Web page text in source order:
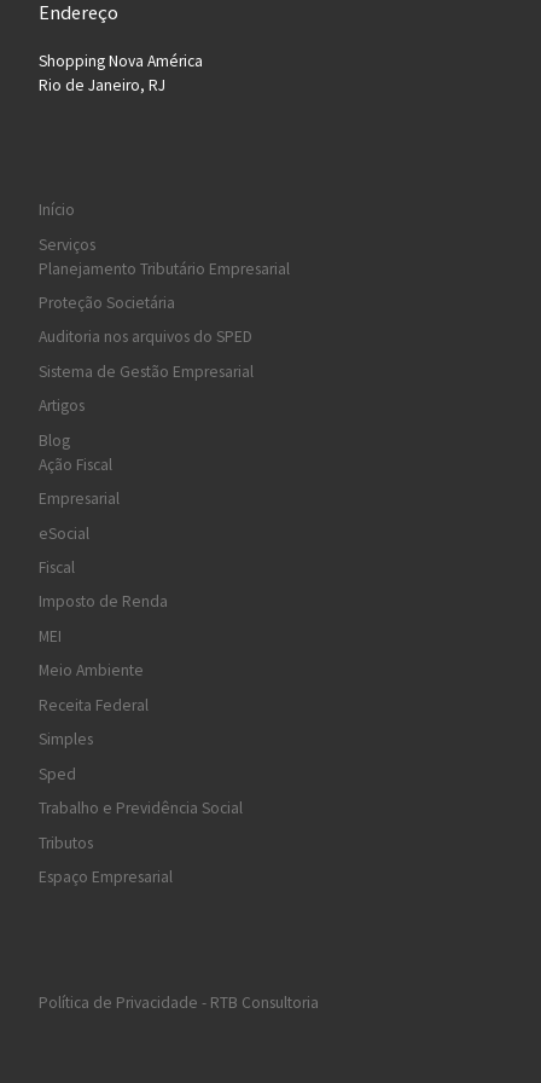
Endereço
Shopping Nova América
Rio de Janeiro, RJ
Início
Serviços
Planejamento Tributário Empresarial
Proteção Societária
Auditoria nos arquivos do SPED
Sistema de Gestão Empresarial
Artigos
Blog
Ação Fiscal
Empresarial
eSocial
Fiscal
Imposto de Renda
MEI
Meio Ambiente
Receita Federal
Simples
Sped
Trabalho e Previdência Social
Tributos
Espaço Empresarial
Política de Privacidade - RTB Consultoria